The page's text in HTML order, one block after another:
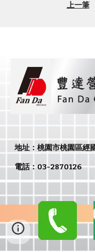
上一筆
地址：桃園市桃園區經
電話：03-2870126